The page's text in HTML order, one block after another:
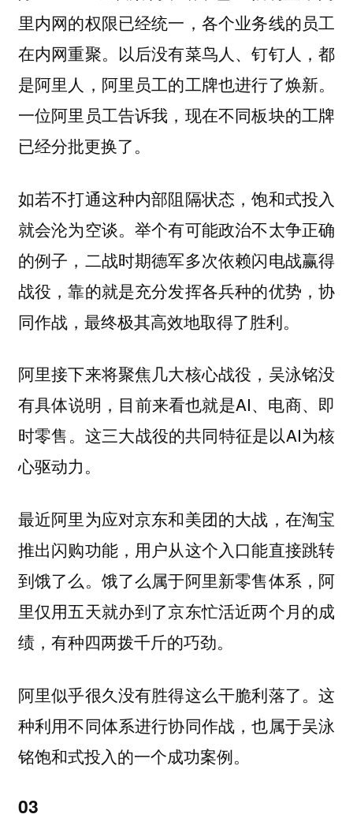
里内网的权限已经统一，各个业务线的员工
在内网重聚。以后没有菜鸟人、钉钉人，都
是阿里人，阿里员工的工牌也进行了焕新。
一位阿里员工告诉我，现在不同板块的工牌
已经分批更换了。
如若不打通这种内部阻隔状态，饱和式投入
就会沦为空谈。举个有可能政治不太争正确
的例子，二战时期德军多次依赖闪电战赢得
战役，靠的就是充分发挥各兵种的优势，协
同作战，最终极其高效地取得了胜利。
阿里接下来将聚焦几大核心战役，吴泳铭没
有具体说明，目前来看也就是AI、电商、即
时零售。这三大战役的共同特征是以AI为核
心驱动力。
最近阿里为应对京东和美团的大战，在淘宝
推出闪购功能，用户从这个入口能直接跳转
到饿了么。饿了么属于阿里新零售体系，阿
里仅用五天就办到了京东忙活近两个月的成
绩，有种四两拨千斤的巧劲。
阿里似乎很久没有胜得这么干脆利落了。这
种利用不同体系进行协同作战，也属于吴泳
铭饱和式投入的一个成功案例。
03